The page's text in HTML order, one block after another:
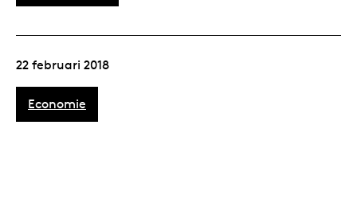
22 februari 2018
Economie